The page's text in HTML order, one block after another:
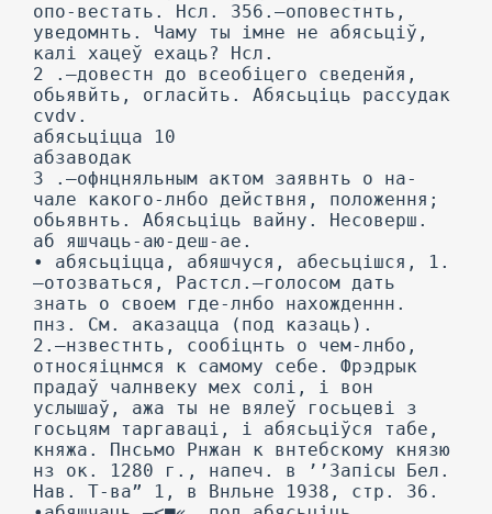
опо-вестать. Нсл. 356.—оповестнть,
уведомнть. Чаму ты імне не абясьціў,
калі хацеў ехаць? Нсл.
2 .—довестн до всеобіцего сведенйя,
обьявйть, огласйть. Абясьціць рассудак
cvdv.
абясьціцца 10
абзаводак
3 .—офнцняльным актом заявнть о на-
чале какого-лнбо действня, положення;
обьявнть. Абясьціць вайну. Несоверш.
аб яшчаць-аю-деш-ае.
• абясьціцца, абяшчуся, абесьцішся, 1.
—отозваться, Растсл.—голосом дать
знать о своем где-лнбо нахожденнн.
пнз. См. аказацца (под казаць).
2.—нзвестнть, сообіцнть о чем-лнбо,
относяіцнмся к самому себе. Фрэдрык
прадаў чалнвеку мех солі, і вон
услышаў, ажа ты не вялеў госьцеві з
госьцям таргаваці, і абясьціўся табе,
княжа. Пнсьмо Рнжан к внтебскому князю
нз ок. 1280 г., напеч. в ’’Запісы Бел.
Нав. Т-ва” 1, в Внльне 1938, стр. 36.